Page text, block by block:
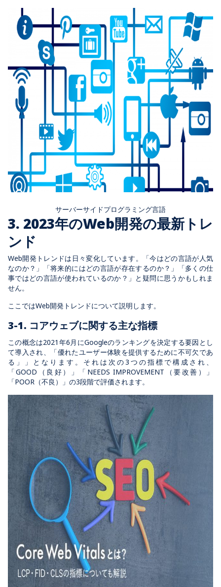
サーバーサイドプログラミング言語
3. 2023年のWeb開発の最新トレ
ンド
Web開発トレンドは日々変化しています。「今はどの言語が人気
なのか？」「将来的にはどの言語が存在するのか？」「多くの仕
事ではどの言語が使われているのか？」と疑問に思うかもしれま
せん。
ここではWeb開発トレンドについて説明します。
3-1. コアウェブに関する主な指標
この概念は2021年6月にGoogleのランキングを決定する要因とし
て導入され
「優れたユーザー体験を提供するために不可欠であ
る」
」となります。それは次の3つの指標で構成され、
「GOOD（良好）」「NEEDS IMPROVEMENT（要改善）」
「POOR（不良）」の3段階で評価されます。